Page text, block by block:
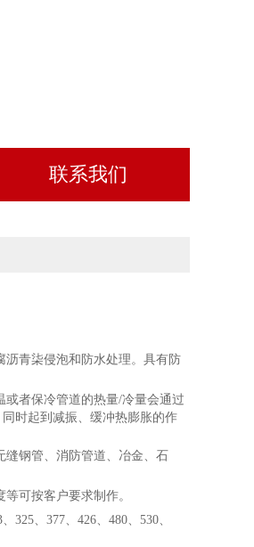
联系我们
沥青柒侵泡和防水处理。具有防
者保冷管道的热量/冷量会通过
时起到减振、缓冲热膨胀的作
钢管、消防管道、冶金、石
可按客户要求制作。
325、377、426、480、530、